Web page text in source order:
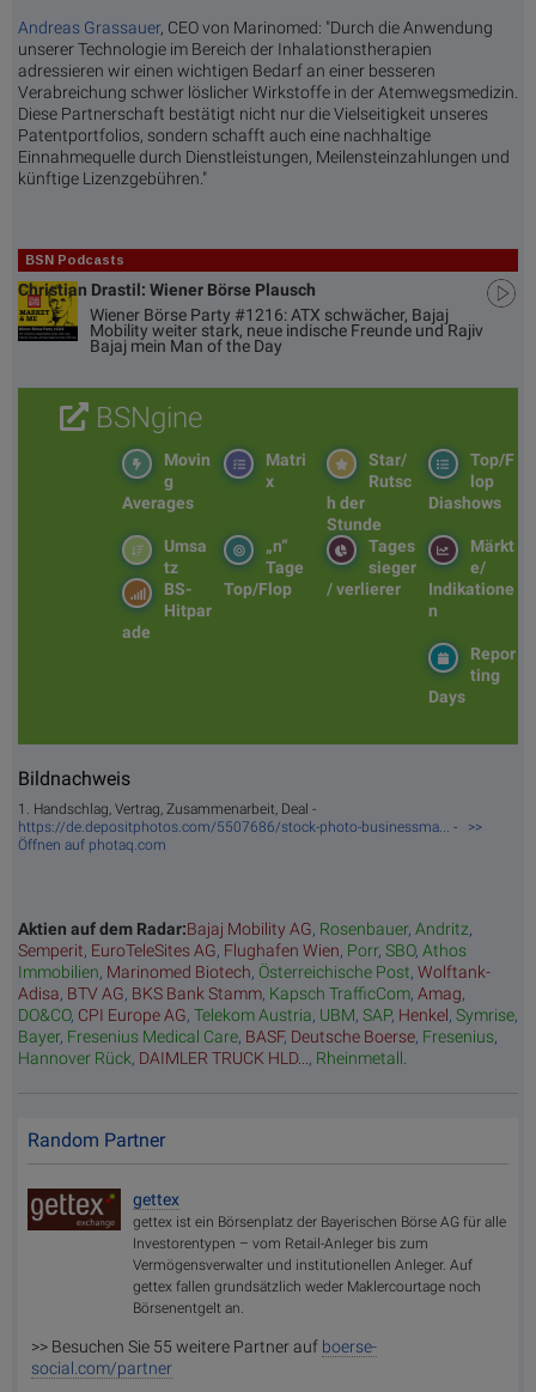
Andreas Grassauer, CEO von Marinomed: "Durch die Anwendung
unserer Technologie im Bereich der Inhalationstherapien
adressieren wir einen wichtigen Bedarf an einer besseren
Verabreichung schwer löslicher Wirkstoffe in der Atemwegsmedizin.
Diese Partnerschaft bestätigt nicht nur die Vielseitigkeit unseres
Patentportfolios, sondern schafft auch eine nachhaltige
Einnahmequelle durch Dienstleistungen, Meilensteinzahlungen und
künftige Lizenzgebühren."
BSN Podcasts
Christian Drastil: Wiener Börse Plausch
Wiener Börse Party #1216: ATX schwächer, Bajaj
Mobility weiter stark, neue indische Freunde und Rajiv
Bajaj mein Man of the Day
BSNgine
Top/F
lop
Diashows
Star/
Rutsc
h der
Stunde
Matri
x
Movin
g
Averages
Märkt
e/
Indikatione
n
Tages
sieger
/ verlierer
„n“
Tage
Top/Flop
Umsa
tz
BS-
Hitpar
ade
Repor
ting
Days
Bildnachweis
1. Handschlag, Vertrag, Zusammenarbeit, Deal -
https://de.depositphotos.com/5507686/stock-photo-businessma... -
>>
Öffnen auf photaq.com
Aktien auf dem Radar:Bajaj Mobility AG, Rosenbauer, Andritz,
Semperit, EuroTeleSites AG, Flughafen Wien, Porr, SBO, Athos
Immobilien, Marinomed Biotech, Österreichische Post, Wolftank-
Adisa, BTV AG, BKS Bank Stamm, Kapsch TrafficCom, Amag,
DO&CO, CPI Europe AG, Telekom Austria, UBM, SAP, Henkel, Symrise,
Bayer, Fresenius Medical Care, BASF, Deutsche Boerse, Fresenius,
Hannover Rück, DAIMLER TRUCK HLD..., Rheinmetall.
Random Partner
gettex
gettex ist ein Börsenplatz der Bayerischen Börse AG für alle
Investorentypen – vom Retail-Anleger bis zum
Vermögensverwalter und institutionellen Anleger. Auf
gettex fallen grundsätzlich weder Maklercourtage noch
Börsenentgelt an.
>> Besuchen Sie 55 weitere Partner auf boerse-
social.com/partner